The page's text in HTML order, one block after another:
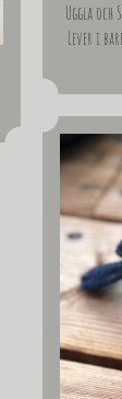
Uggla och
Lever i